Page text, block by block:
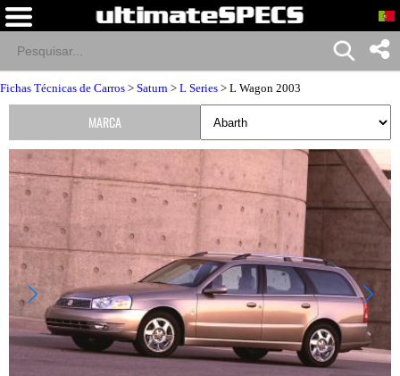
Fichas Técnicas de Carros > Saturn > L Series > L Wagon 2003
MARCA